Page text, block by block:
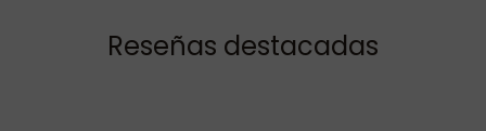
Reseñas destacadas